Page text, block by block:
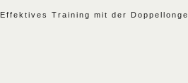
Effektives Training mit der Doppellonge